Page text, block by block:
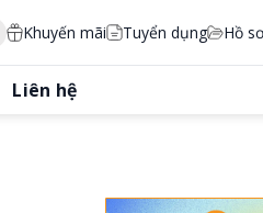
Khuyến mãi Tuyển dụng Hồ
Liên hệ